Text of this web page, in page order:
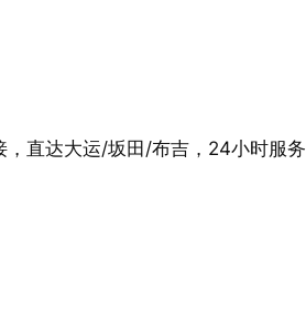
直达大运/坂田/布吉，24小时服务